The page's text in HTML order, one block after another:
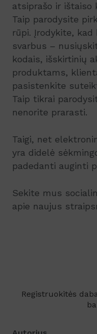
atsiprašo ir ištaiso
Taip parodysite
rūpi. Įrodykite,
svarbus –
kodais, išskirtinių
produktams,
pasistenkite
Taip tikrai
nenorite prarasti.
Taigi, net
yra didelė
padedanti auginti
Sekite mus
apie naujus
Registruokitės